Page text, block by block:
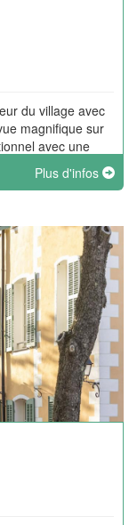
du village avec
magnifique sur
avec une
Plus d'infos